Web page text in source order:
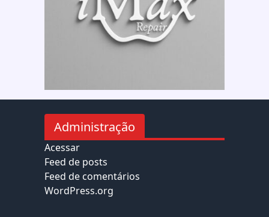
Administração
Acessar
Feed de posts
Feed de comentários
WordPress.org